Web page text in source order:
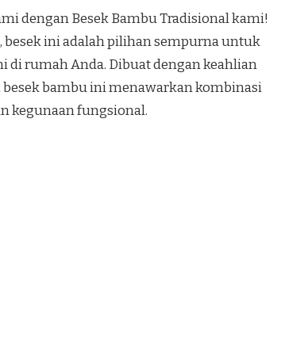
dengan Besek Bambu Tradisional kami!
ini adalah pilihan sempurna untuk
di rumah Anda. Dibuat dengan keahlian
bambu ini menawarkan kombinasi
kegunaan fungsional.